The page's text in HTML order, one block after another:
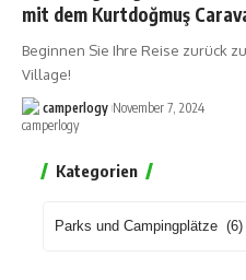
mit dem Kurtdoğmuş
Beginnen Sie Ihre Reise zurück
Village!
camperlogy November 7, 2024
Kategorien